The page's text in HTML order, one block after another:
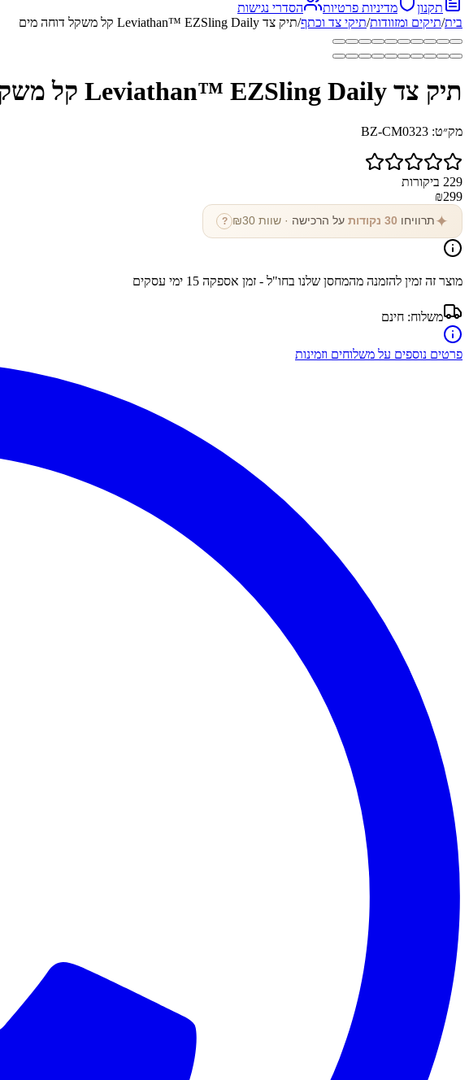
תקנון
מדיניות פרטיות
הסדרי נגישות
בית/תיקים ומזוודות/תיקי צד וכתף/תיק צד Leviathan™ EZSling Daily קל משקל דוחה מים
תיק צד Leviathan™ EZSling Daily קל משקל דוחה מים
מק״ט: BZ-CM0323
229 ביקורות
₪299
✦ תרוויחו 30 נקודות על הרכישה · שוות ₪ 30
?
מוצר זה זמין להזמנה מהמחסן שלנו בחו"ל - זמן אספקה 15 ימי עסקים
משלוח: חינם
פרטים נוספים על משלוחים וזמינות